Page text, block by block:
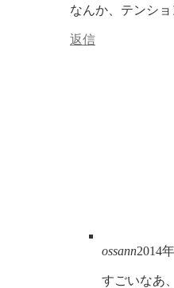
なんか、テンシ
返信
ossann2014
すごいなあ